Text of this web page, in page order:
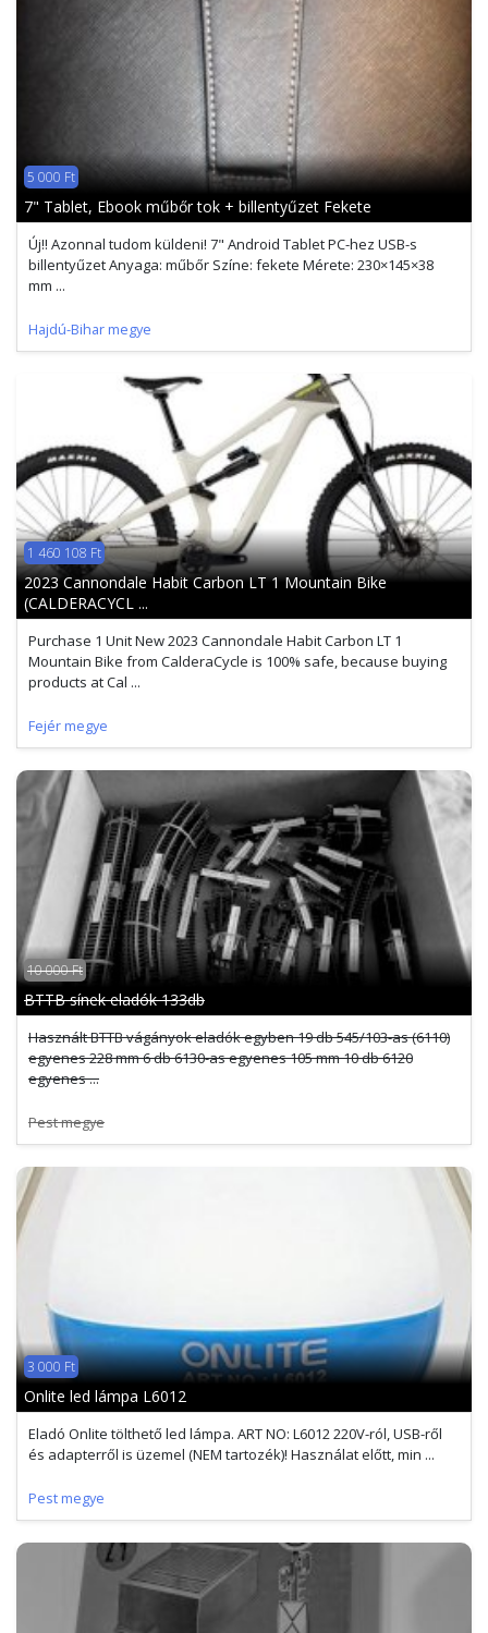
5 000 Ft
7" Tablet, Ebook műbőr tok + billentyűzet Fekete
Új!! Azonnal tudom küldeni! 7" Android Tablet PC-hez USB-s
billentyűzet Anyaga: műbőr Színe: fekete Mérete: 230×145×38
mm ...
Hajdú-Bihar megye
1 460 108 Ft
2023 Cannondale Habit Carbon LT 1 Mountain Bike
(CALDERACYCL ...
Purchase 1 Unit New 2023 Cannondale Habit Carbon LT 1
Mountain Bike from CalderaCycle is 100% safe, because buying
products at Cal ...
Fejér megye
10 000 Ft
BTTB sínek eladók 133db
Használt BTTB vágányok eladók egyben 19 db 545/103-as (6110)
egyenes 228 mm 6 db 6130-as egyenes 105 mm 10 db 6120
egyenes ...
Pest megye
3 000 Ft
Onlite led lámpa L6012
Eladó Onlite tölthető led lámpa. ART NO: L6012 220V-ról, USB-ről
és adapterről is üzemel (NEM tartozék)! Használat előtt, min ...
Pest megye